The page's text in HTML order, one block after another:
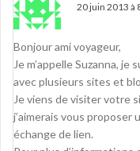
20 juin 2013 à
Bonjour ami voyageur,
Je m’appelle Suzanna,
avec plusieurs sites et
Je viens de visiter votre
j’aimerais vous proposer
échange de lien.